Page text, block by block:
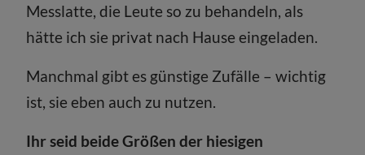
Messlatte, die Leute so zu behandeln, als
hätte ich sie privat nach Hause eingeladen.
Manchmal gibt es günstige Zufälle – wichtig
ist, sie eben auch zu nutzen.
Ihr seid beide Größen der hiesigen